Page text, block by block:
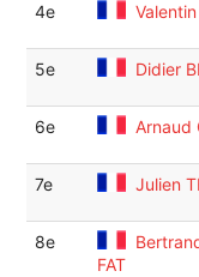
4e
5e Didier
6e Arnaud
7e Julien
8e
FAT